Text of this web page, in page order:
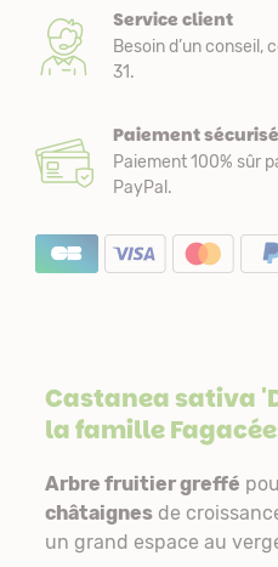
Service client
Besoin d’un conseil,
31.
Paiement sécurisé
Paiement 100% sûr
PayPal.
Castanea sativa
la famille
Arbre fruitier greffé
châtaignesde
un grand espace au